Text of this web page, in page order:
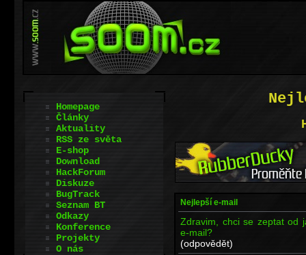
Nejlepší e-mail
Zdravim, chci se zeptat od
e-mail?
(odpovědět)
Homepage
Články
Aktuality
RSS ze světa
E-shop
Download
HackForum
Diskuze
BugTrack
Seznam BT
Odkazy
Konference
Projekty
O nás